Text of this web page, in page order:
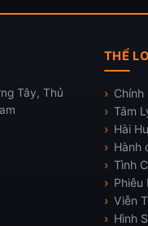
Tây, Thủ
THỂ
Chính
Tâm
Hài
Hành
Tình
Phiêu
Viễn
Hình